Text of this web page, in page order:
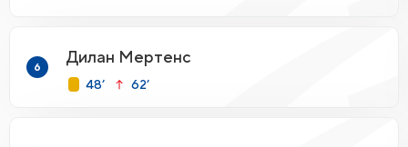
6
Дилан Мертенс
48’ 62’